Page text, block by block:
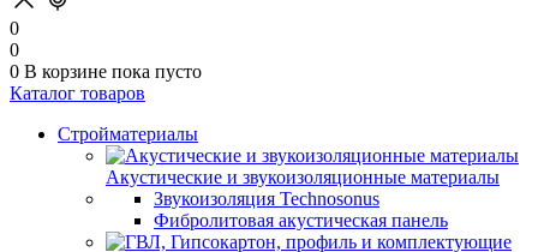
0
0
0 В корзине пока пусто
Каталог товаров
Стройматериалы
Акустические и звукоизоляционные материалы
Звукоизоляция Technosonus
Фибролитовая акустическая панель